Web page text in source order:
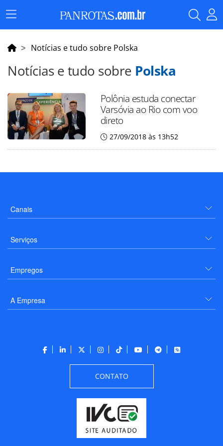
Menu
Principal
Notícias e tudo sobre Polska
Notícias e tudo sobre Polska
Polônia estuda conectar
Varsóvia ao Rio com voo
direto
27/09/2018 às 13h52
Canais
Serviços
Empregos
A Empresa
CONTATO